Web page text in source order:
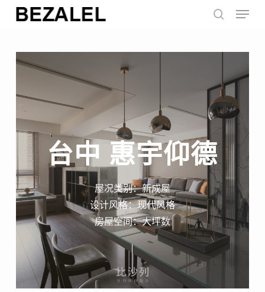
Skip
content
Menu
台中 惠宇仰德
屋况类别：新成屋
设计风格：现代风格
房屋空间：大坪数